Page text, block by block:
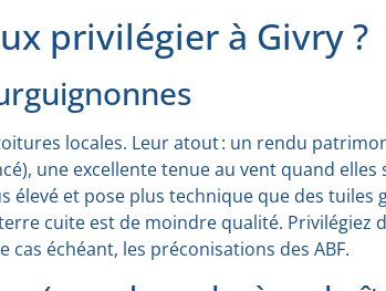
privilégier à Givry ?
toitures locales. Leur atout : un rendu
une excellente tenue au vent quand
élevé et pose plus technique que des
cuite est de moindre qualité. Privilégiez
cas échéant, les préconisations des ABF.